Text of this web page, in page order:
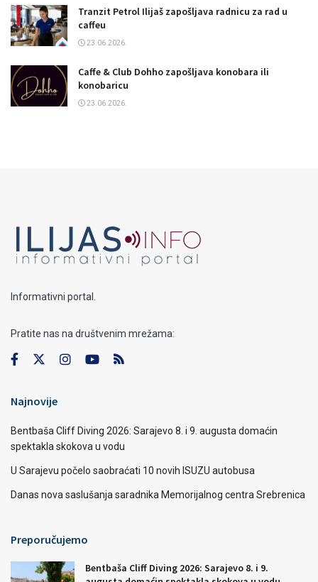
Tranzit Petrol Ilijaš zapošljava radnicu za rad u
caffeu
23.06.2026.
Caffe & Club Dohho zapošljava konobara ili
konobaricu
23.06.2026.
Informativni portal.
Pratite nas na društvenim mrežama:
Najnovije
Bentbaša Cliff Diving 2026: Sarajevo 8. i 9. augusta domaćin
spektakla skokova u vodu
U Sarajevu počelo saobraćati 10 novih ISUZU autobusa
Danas nova saslušanja saradnika Memorijalnog centra Srebrenica
Preporučujemo
Bentbaša Cliff Diving 2026: Sarajevo 8. i 9.